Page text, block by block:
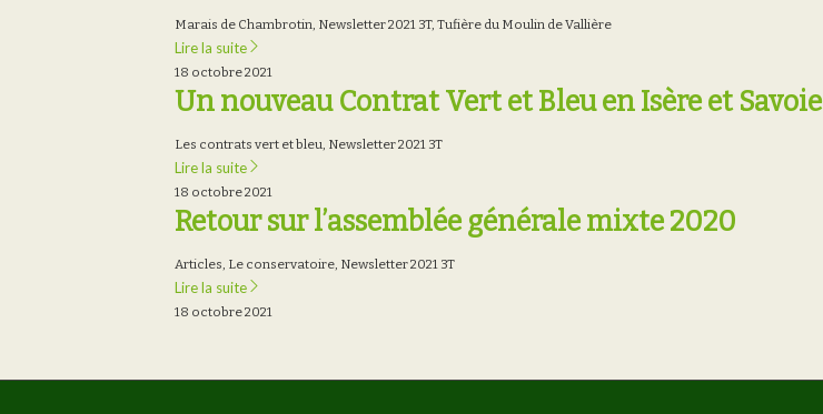
Marais de Chambrotin, Newsletter 2021 3T, Tufière du Moulin de Vallière
Lire la suite
18 octobre 2021
Un nouveau Contrat Vert et Bleu en Isère et Savoie
Les contrats vert et bleu, Newsletter 2021 3T
Lire la suite
18 octobre 2021
Retour sur l’assemblée générale mixte 2020
Articles, Le conservatoire, Newsletter 2021 3T
Lire la suite
18 octobre 2021